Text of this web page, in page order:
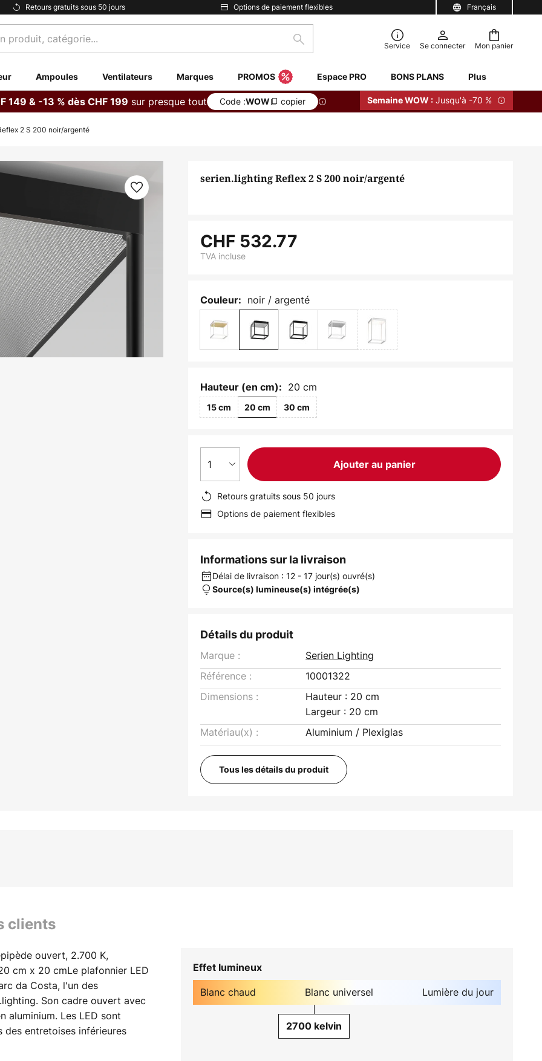
Français
Retours gratuits sous 50 jours Options de paiement flexibles
Mon panier
Rechercher Service Se connecter
Ampoules Ventilateurs Marques PROMOS Espace PRO BONS PLANS Plus
149 & -13 % dès CHF 199 sur presque tout Code :WOW copier Semaine WOW : Jusqu'à -70 %
2 S 200 noir/argenté
serien.lighting Reflex 2 S 200 noir/argenté
CHF 532.77
TVA incluse
Couleur: noir / argenté
Hauteur (en cm): 20 cm
15 cm 20 cm 30 cm
1 Ajouter au panier
Retours gratuits sous 50 jours
Options de paiement flexibles
Informations sur la livraison
Délai de livraison : 12 - 17 jour(s) ouvré(s)
Source(s) lumineuse(s) intégrée(s)
Détails du produit
Marque :
Serien Lighting
Référence :
10001322
Dimensions :
Hauteur : 20 cm
Largeur : 20 cm
Matériau(x) :
Aluminium / Plexiglas
Tous les détails du produit
clients
ouvert, 2.700 K,
cm x 20 cmLe plafonnier LED
da Costa, l'un des
Son cadre ouvert avec
aluminium. Les LED sont
des entretoises inférieures
direction du plafond, où la
Effet lumineux
Blanc chaud Blanc universel Lumière du jour
2700 kelvin